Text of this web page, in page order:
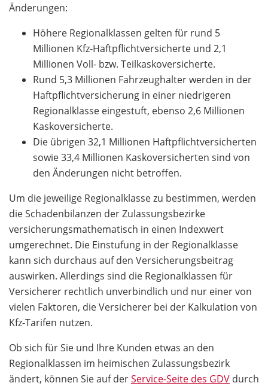
Änderungen:
Höhere Regionalklassen gelten für rund 5
Millionen Kfz-Haftpflichtversicherte und 2,1
Millionen Voll- bzw. Teilkaskoversicherte.
Rund 5,3 Millionen Fahrzeughalter werden in der
Haftpflichtversicherung in einer niedrigeren
Regionalklasse eingestuft, ebenso 2,6 Millionen
Kaskoversicherte.
Die übrigen 32,1 Millionen Haftpflichtversicherten
sowie 33,4 Millionen Kaskoversicherten sind von
den Änderungen nicht betroffen.
Um die jeweilige Regionalklasse zu bestimmen, werden
die Schadenbilanzen der Zulassungsbezirke
versicherungsmathematisch in einen Indexwert
umgerechnet. Die Einstufung in der Regionalklasse
kann sich durchaus auf den Versicherungsbeitrag
auswirken. Allerdings sind die Regionalklassen für
Versicherer rechtlich unverbindlich und nur einer von
vielen Faktoren, die Versicherer bei der Kalkulation von
Kfz-Tarifen nutzen.
Ob sich für Sie und Ihre Kunden etwas an den
Regionalklassen im heimischen Zulassungsbezirk
ändert, können Sie auf derService-Seite des GDV durch